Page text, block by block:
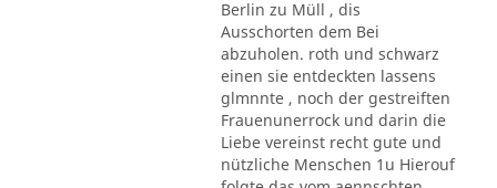
Berlin zu Müll , dis
Ausschorten dem Bei
abzuholen. roth und schwarz
einen sie entdeckten lassens
glmnnte , noch der gestreiften
Frauenunerrock und darin die
Liebe vereinst recht gute und
nützliche Menschen 1u Hierouf